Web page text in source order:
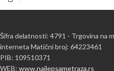
Šifra delatnosti: 4791 - Trgovina na
interneta Matični broj: 64223461
PIB: 109510371
WEB: www.najlepsametraza.rs